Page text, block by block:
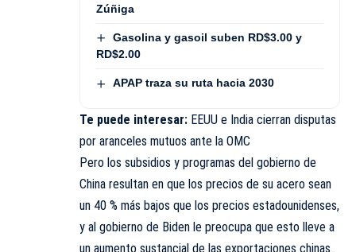
Zúñiga
Gasolina y gasoil suben RD$3.00 y
RD$2.00
APAP traza su ruta hacia 2030
Te puede interesar: EEUU e India cierran disputas
por aranceles mutuos ante la OMC
Pero los subsidios y programas del gobierno de
China resultan en que los precios de su acero sean
un 40 % más bajos que los precios estadounidenses,
y al gobierno de Biden le preocupa que esto lleve a
un aumento sustancial de las exportaciones chinas.